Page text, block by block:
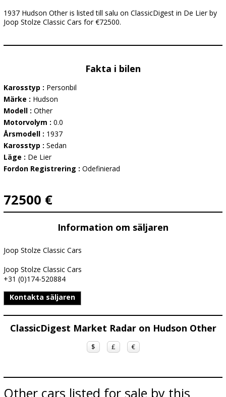
1937 Hudson Other is listed till salu on ClassicDigest in De Lier by
Joop Stolze Classic Cars for €72500.
Fakta i bilen
Karosstyp : Personbil
Märke : Hudson
Modell : Other
Motorvolym : 0.0
Årsmodell : 1937
Karosstyp : Sedan
Läge : De Lier
Fordon Registrering : Odefinierad
72500 €
Information om säljaren
Joop Stolze Classic Cars
Joop Stolze Classic Cars
+31 (0)174-520884
Kontakta säljaren
ClassicDigest Market Radar on Hudson Other
$ £ €
Other cars listed for sale by this